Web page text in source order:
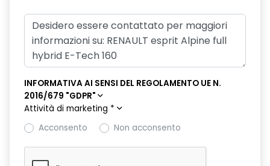
INFORMATIVA AI SENSI DEL REGOLAMENTO UE N.
2016/679 "GDPR"
Attività di marketing *
Acconsento
Non acconsento